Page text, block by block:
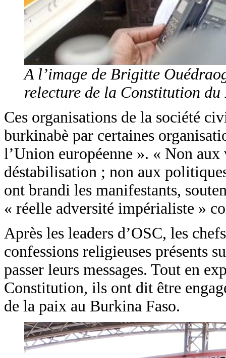
A l’image de Brigitte
relecture de la Constitution
Ces organisations de la société
burkinabè par certaines
l’Union européenne ». « Non
déstabilisation ; non aux
ont brandi les manifestants,
« réelle adversité impérialiste »
Après les leaders d’OSC, les
confessions religieuses présents
passer leurs messages. Tout en
Constitution, ils ont dit être
de la paix au Burkina Faso.